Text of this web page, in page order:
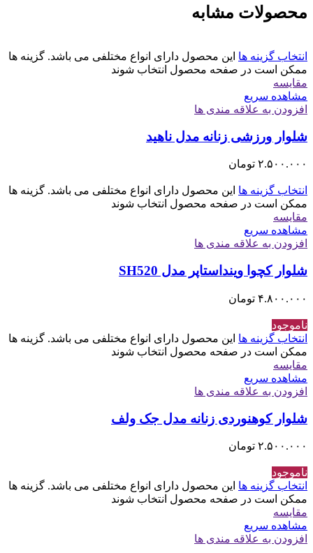
محصولات مشابه
انتخاب گزینه ها این محصول دارای انواع مختلفی می باشد. گزینه ها
ممکن است در صفحه محصول انتخاب شوند
مقایسه
مشاهده سریع
افزودن به علاقه مندی ها
شلوار ورزشی زنانه مدل ناهید
۲.۵۰۰.۰۰۰ تومان
انتخاب گزینه ها این محصول دارای انواع مختلفی می باشد. گزینه ها
ممکن است در صفحه محصول انتخاب شوند
مقایسه
مشاهده سریع
افزودن به علاقه مندی ها
شلوار کچوا وینداستاپر مدل SH520
۴.۸۰۰.۰۰۰ تومان
ناموجود
انتخاب گزینه ها این محصول دارای انواع مختلفی می باشد. گزینه ها
ممکن است در صفحه محصول انتخاب شوند
مقایسه
مشاهده سریع
افزودن به علاقه مندی ها
شلوار کوهنوردی زنانه مدل جک ولف
۲.۵۰۰.۰۰۰ تومان
ناموجود
انتخاب گزینه ها این محصول دارای انواع مختلفی می باشد. گزینه ها
ممکن است در صفحه محصول انتخاب شوند
مقایسه
مشاهده سریع
افزودن به علاقه مندی ها